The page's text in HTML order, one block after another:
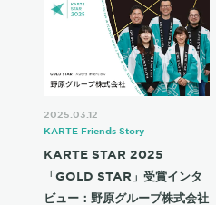
2025.03.12
KARTE Friends Story
KARTE STAR 2025
「GOLD STAR」受賞インタ
ビュー：野原グループ株式会社